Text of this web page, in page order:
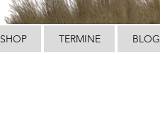
SHOP TERMINE BLOG